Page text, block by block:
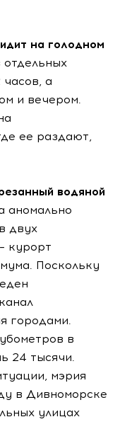
на голодном
отдельных
а
и вечером.
ее раздают,
водяной
аномально
двух
курорт
Поскольку
городами.
в
24 тысячи.
мэрия
в Дивноморске
улицах